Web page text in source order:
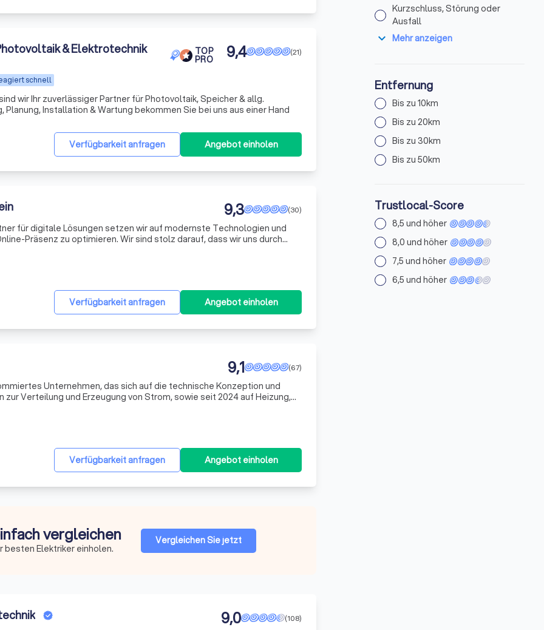
& Elektrotechnik
TOP
PRO
schnell
(21)
9,4
wir Ihr zuverlässiger Partner für Photovoltaik, Speicher & allg.
Installation & Wartung bekommen Sie bei uns aus einer Hand
Verfügbarkeit anfragen Angebot einholen
(30)
9,3
für digitale Lösungen setzen wir auf modernste Technologien und
Präsenz zu optimieren. Wir sind stolz darauf, dass wir uns durch
Verfügbarkeit anfragen Angebot einholen
(67)
9,1
Unternehmen, das sich auf die technische Konzeption und
zur Verteilung und Erzeugung von Strom, sowie seit 2024 auf Heizung,
Verfügbarkeit anfragen Angebot einholen
vergleichen
Elektriker einholen.
Vergleichen Sie jetzt
(108)
9,0
Kurzschluss, Störung oder
Ausfall
expand_more Mehr anzeigen
Entfernung
Bis zu 10km
Bis zu 20km
Bis zu 30km
Bis zu 50km
Trustlocal-Score
8,5 und höher
8,0 und höher
7,5 und höher
6,5 und höher